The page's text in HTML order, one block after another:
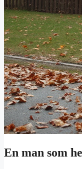
En man som